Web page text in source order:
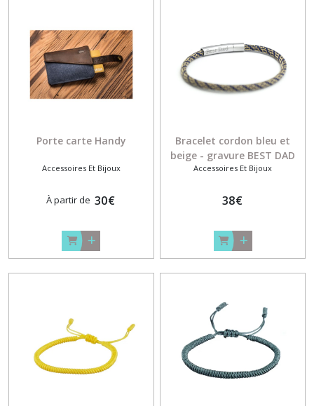
Porte carte Handy
Accessoires Et Bijoux
À partir de 30€
Bracelet cordon bleu et
beige - gravure BEST DAD
Accessoires Et Bijoux
38€